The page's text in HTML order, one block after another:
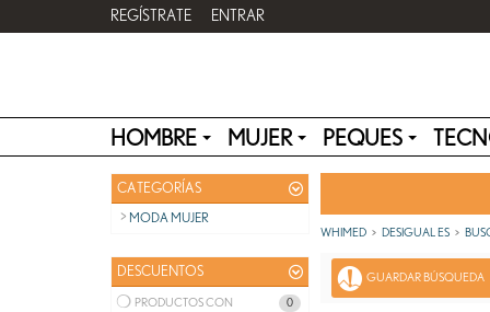
REGÍSTRATE ENTRAR
HOMBRE MUJER PEQUES
CATEGORÍAS
MODA MUJER
DESCUENTOS
0
PRODUCTOS CON
WHIMED DESIGUAL ES
GUARDAR BÚSQUEDA